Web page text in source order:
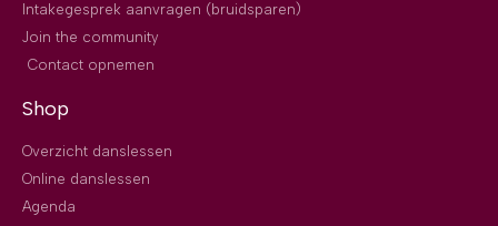
Intakegesprek aanvragen (bruidsparen)
Join the community
Contact opnemen
Shop
Overzicht danslessen
Online danslessen
Agenda